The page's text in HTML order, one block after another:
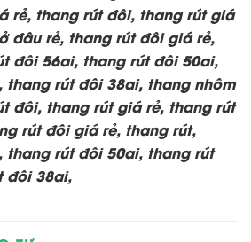
rẻ, thang rút đôi, thang rút giá
đâu rẻ, thang rút đôi giá rẻ,
đôi 56ai, thang rút đôi 50ai,
thang rút đôi 38ai, thang nhôm
đôi, thang rút giá rẻ, thang rút
rút đôi giá rẻ, thang rút,
thang rút đôi 50ai, thang rút
đôi 38ai,